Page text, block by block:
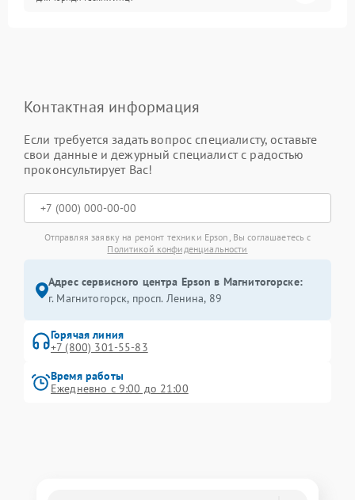
Контактная информация
Если требуется задать вопрос специалисту, оставьте
свои данные и дежурный специалист с радостью
проконсультирует Вас!
Отправляя заявку на ремонт техники Epson, Вы соглашаетесь с
Политикой конфиденциальности
Адрес сервисного центра Epson в Магнитогорске:
г. Магнитогорск, просп. Ленина, 89
Горячая линия
+7 (800) 301-55-83
Время работы
Ежедневно с 9:00 до 21:00